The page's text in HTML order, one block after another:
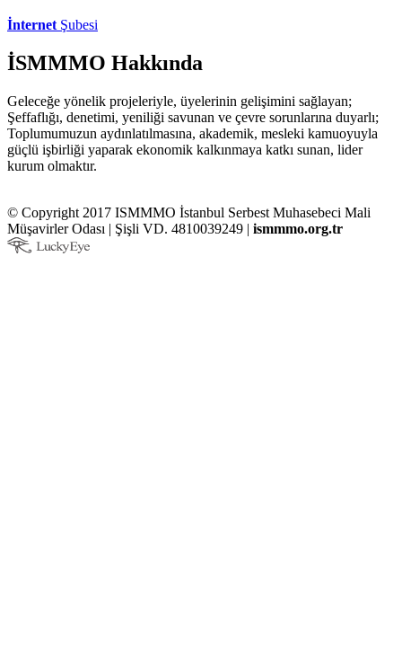
İnternet Şubesi
İSMMMO Hakkında
Geleceğe yönelik projeleriyle, üyelerinin gelişimini sağlayan;
Şeffaflığı, denetimi, yeniliği savunan ve çevre sorunlarına duyarlı;
Toplumumuzun aydınlatılmasına, akademik, mesleki kamuoyuyla
güçlü işbirliği yaparak ekonomik kalkınmaya katkı sunan, lider
kurum olmaktır.
© Copyright 2017 ISMMMO İstanbul Serbest Muhasebeci Mali
Müşavirler Odası | Şişli VD. 4810039249 | ismmmo.org.tr